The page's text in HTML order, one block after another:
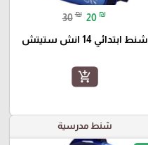
30 ₪ 20 ₪
شنط ابتدائي 14 انش ستيتش
add_shopping_cart
شنط مدرسية